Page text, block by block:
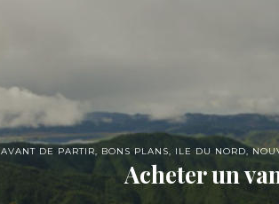
AVANT DE PARTIR, BONS PLANS, ILE DU NORD,
Acheter un